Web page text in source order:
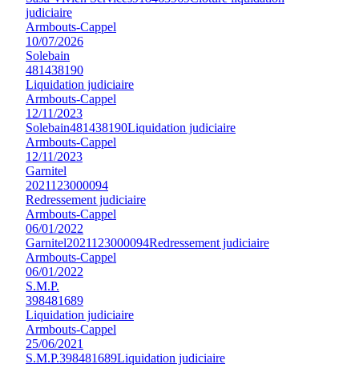
judiciaire
Armbouts-Cappel
10/07/2026
Solebain
481438190
Liquidation judiciaire
Armbouts-Cappel
12/11/2023
Solebain481438190Liquidation judiciaire
Armbouts-Cappel
12/11/2023
Garnitel
2021123000094
Redressement judiciaire
Armbouts-Cappel
06/01/2022
Garnitel2021123000094Redressement judiciaire
Armbouts-Cappel
06/01/2022
S.M.P.
398481689
Liquidation judiciaire
Armbouts-Cappel
25/06/2021
S.M.P.398481689Liquidation judiciaire